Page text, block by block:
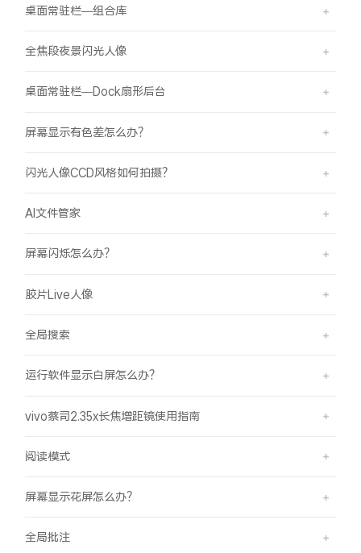
桌面常驻栏—组合库
全焦段夜景闪光人像
桌面常驻栏—Dock扇形后台
屏幕显示有色差怎么办？
闪光人像CCD风格如何拍摄？
AI文件管家
屏幕闪烁怎么办？
胶片Live人像
全局搜索
运行软件显示白屏怎么办？
vivo蔡司2.35x长焦增距镜使用指南
阅读模式
屏幕显示花屏怎么办？
全局批注